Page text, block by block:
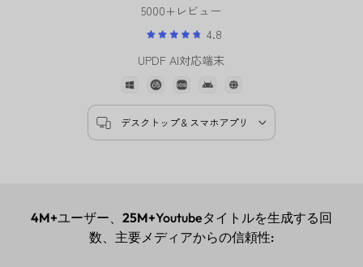
AI提供元
5000+レビュー
4.8
UPDF AI対応端末
4M+ユーザー、 25M+Youtubeタイトルを生成する回
数、主要メディアからの信頼性: